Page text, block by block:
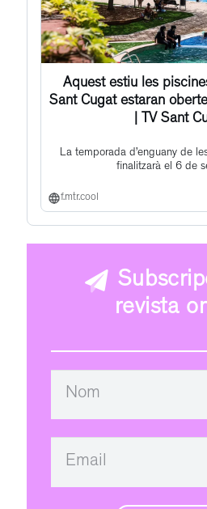
Aquest estiu les
Sant Cugat estaran
| TV Sant
La temporada d’enguany de
finalitzarà el 6 de
f.mtr.cool
revista